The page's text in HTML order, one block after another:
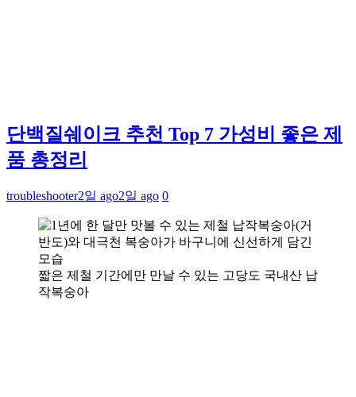
단백질쉐이크 추천 Top 7 가성비 좋은 제
품 총정리
troubleshooter2일 ago2일 ago 0
짧은 제철 기간에만 만날 수 있는 고당도 국내산 납
작복숭아